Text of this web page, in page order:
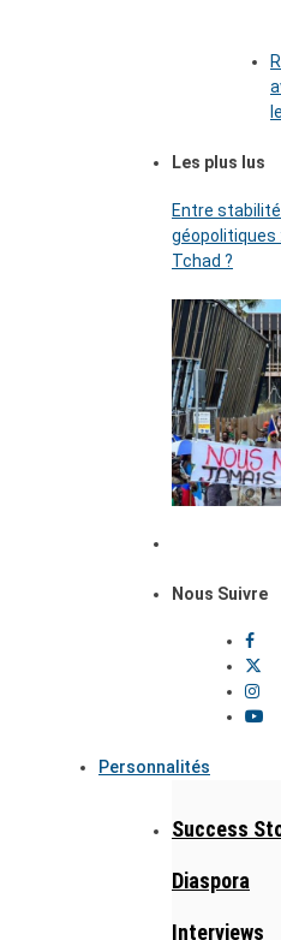
Les plus lus
Entre
géopolitiques
Tchad ?
Nous Suivre
Personnalités
Success
Diaspora
Interviews